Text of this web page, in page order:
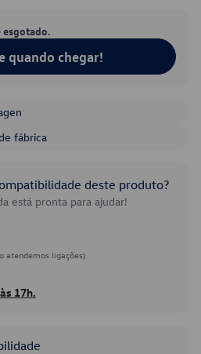
quando chegar!
fábrica
deste produto?
está pronta para ajudar!
atendemos ligações)
17h.